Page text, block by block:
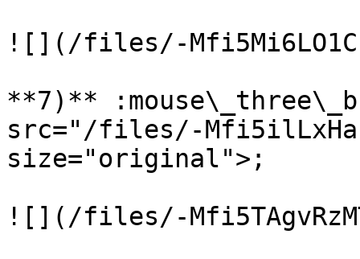
![](/files/-
**7)**
src="/files/-
size="original">;
![](/files/-